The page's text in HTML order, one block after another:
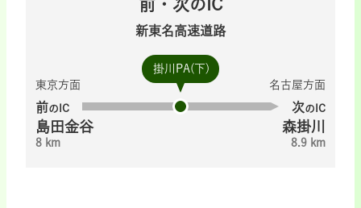
前・次のIC
新東名高速道路
掛川PA(下)
東京方面
前のIC
島田金谷
8 km
名古屋方面
次のIC
森掛川
8.9 km